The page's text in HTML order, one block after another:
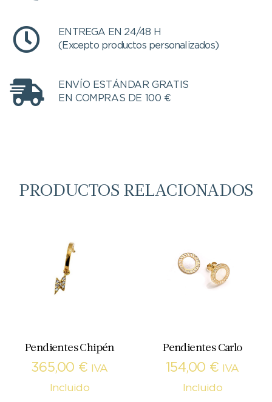
ENTREGA EN 24/48 H
(Excepto productos personalizados)
ENVÍO ESTÁNDAR GRATIS
EN COMPRAS DE 100 €
PRODUCTOS RELACIONADOS
Pendientes Chipén
365,00 €
IVA
Incluido
Pendientes Carlo
154,00 €
IVA
Incluido